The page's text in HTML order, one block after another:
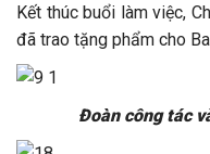
Kết thúc buổi làm việc,
đã trao tặng phẩm cho
Đoàn công tác